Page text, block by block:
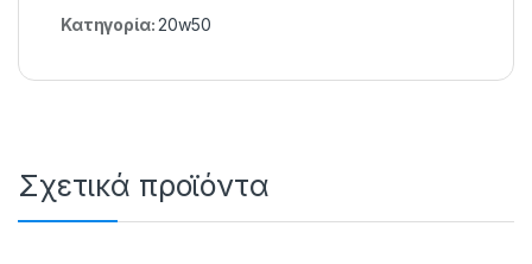
Κατηγορία:20w50
Σχετικά προϊόντα